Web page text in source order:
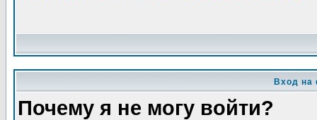
Вход на
Почему я не могу войти?